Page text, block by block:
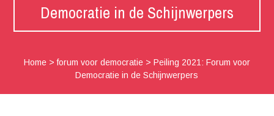
Democratie in de Schijnwerpers
Home>forum voor democratie> Peiling 2021: Forum voor
Democratie in de Schijnwerpers